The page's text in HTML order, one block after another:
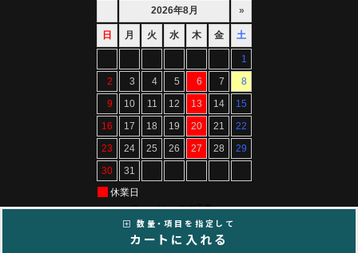
数量・項目を指定して
カートに入れる